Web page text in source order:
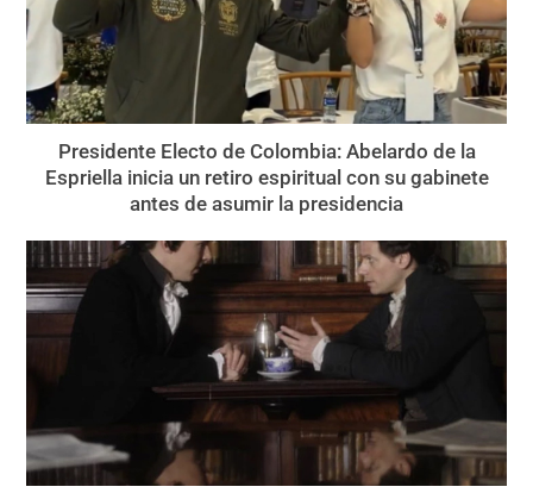
Presidente Electo de Colombia: Abelardo de la
Espriella inicia un retiro espiritual con su gabinete
antes de asumir la presidencia